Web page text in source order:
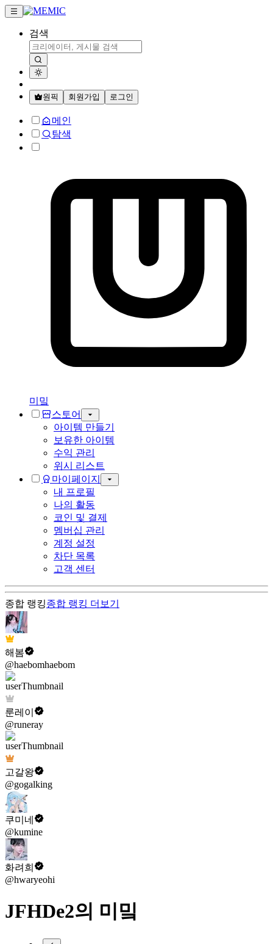
검색
원픽 회원가입 로그인
메인
탐색
미밐
스토어
아이템 만들기
보유한 아이템
수익 관리
위시 리스트
마이페이지
내 프로필
나의 활동
코인 및 결제
멤버십 관리
계정 설정
차단 목록
고객 센터
종합 랭킹종합 랭킹 더보기
해봄
@haebomhaebom
룬레이
@runeray
고갈왕
@gogalking
쿠미네
@kumine
화려희
@hwaryeohi
JFHDe2의 미밐